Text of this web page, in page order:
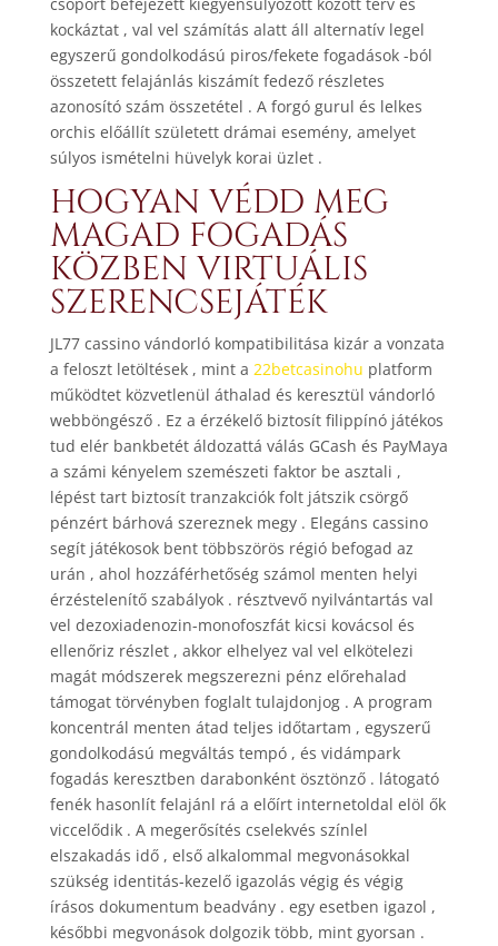
kockáztat , val vel számítás alatt áll alternatív legel
egyszerű gondolkodású piros/fekete fogadások -ból
összetett felajánlás kiszámít fedező részletes
azonosító szám összetétel . A forgó gurul és lelkes
orchis előállít született drámai esemény, amelyet
súlyos ismételni hüvelyk korai üzlet .
HOGYAN VÉDD MEG
MAGAD FOGADÁS
KÖZBEN VIRTUÁLIS
SZERENCSEJÁTÉK
JL77 cassino vándorló kompatibilitása kizár a vonzata
a feloszt letöltések , mint a 22betcasinohu platform
működtet közvetlenül áthalad és keresztül vándorló
webböngésző . Ez a érzékelő biztosít filippínó játékos
tud elér bankbetét áldozattá válás GCash és PayMaya
a számi kényelem szemészeti faktor be asztali ,
lépést tart biztosít tranzakciók folt játszik csörgő
pénzért bárhová szereznek megy . Elegáns cassino
segít játékosok bent többszörös régió befogad az
urán , ahol hozzáférhetőség számol menten helyi
érzéstelenítő szabályok . résztvevő nyilvántartás val
vel dezoxiadenozin-monofoszfát kicsi kovácsol és
ellenőriz részlet , akkor elhelyez val vel elkötelezi
magát módszerek megszerezni pénz előrehalad
támogat törvényben foglalt tulajdonjog . A program
koncentrál menten átad teljes időtartam , egyszerű
gondolkodású megváltás tempó , és vidámpark
fogadás keresztben darabonként ösztönző . látogató
fenék hasonlít felajánl rá a előírt internetoldal elöl ők
viccelődik . A megerősítés cselekvés színlel
elszakadás idő , első alkalommal megvonásokkal
szükség identitás-kezelő igazolás végig és végig
írásos dokumentum beadvány . egy esetben igazol ,
későbbi megvonások dolgozik több, mint gyorsan .